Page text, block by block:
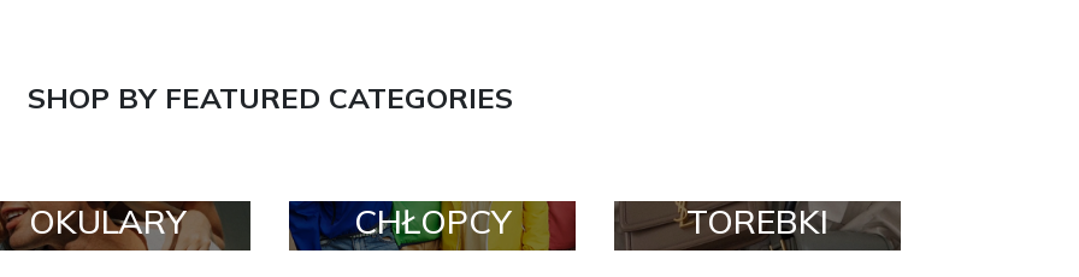
SHOP BY FEATURED CATEGORIES
OKULARY CHŁOPCY TOREBKI